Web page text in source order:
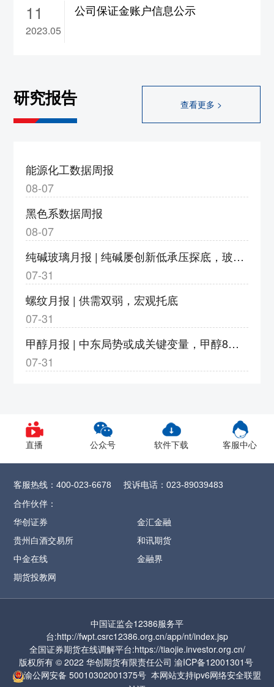
大连
1、rr/cs2609合约保证金调整为13%，
约保证金调整为17%，
为18%，jm/j2609合约保证金调整为19%
3、v2609合约保证金调整为18%，涨跌停板
幅度调整为9%
幅度调整为8%
5、eb2609合约保证金调整为20%，涨跌停板
幅度调整为11%
6、eg2609合约保证金调整为20%，涨跌停板
幅度调整为11%
7、pg2609合约保证金调整为23%，涨跌停板
整为18%，涨跌停板幅度调整为9%
8、pp2609合约保证金调整为18%，涨跌停板
1、CY2609合约保证金调整为12%，SR
合约保证金调整为13%，
CF/OI/RM/SF/SM2609合约保证金调整为
14%，SH/UR2609合约保证金调整为15%，
FG
保证金调整为17%，
ZC2609合约保证金调整
为57%
2、MA2609合约保证金调整为17%，涨跌停
板幅度调整为9%
4、PL2609合约保证金调整为17%，涨跌停板
幅度调整为9%
5、PR2609合约保证金调整为17%，涨跌停
板幅度调整为9%
11
2023.05
公司保证金账户信息公示
研究报告 查看更多 >
能源化工数据周报
08-07
黑色系数据周报
08-07
纯碱玻璃月报 | 纯碱屡创新低承压探底，玻璃亏损加剧静待转机
07-31
螺纹月报 | 供需双弱，宏观托底
07-31
甲醇月报 | 中东局势或成关键变量，甲醇8月或以宽幅震荡运行
07-31
直播 公众号 软件下载 客服中心
客服热线：400-023-6678 投诉电话：023-89039483
合作伙伴：
华创证券
金汇金融
贵州白酒交易所
和讯期货
中金在线
金融界
期货投教网
中国证监会12386服务平
台:http://fwpt.csrc12386.org.cn/app/nt/index.jsp
全国证券期货在线调解平台:https://tiaojie.investor.org.cn/
版权所有 © 2022 华创期货有限责任公司 渝ICP备12001301号
渝公网安备 50010302001375号 本网站支持ipv6网络安全联盟